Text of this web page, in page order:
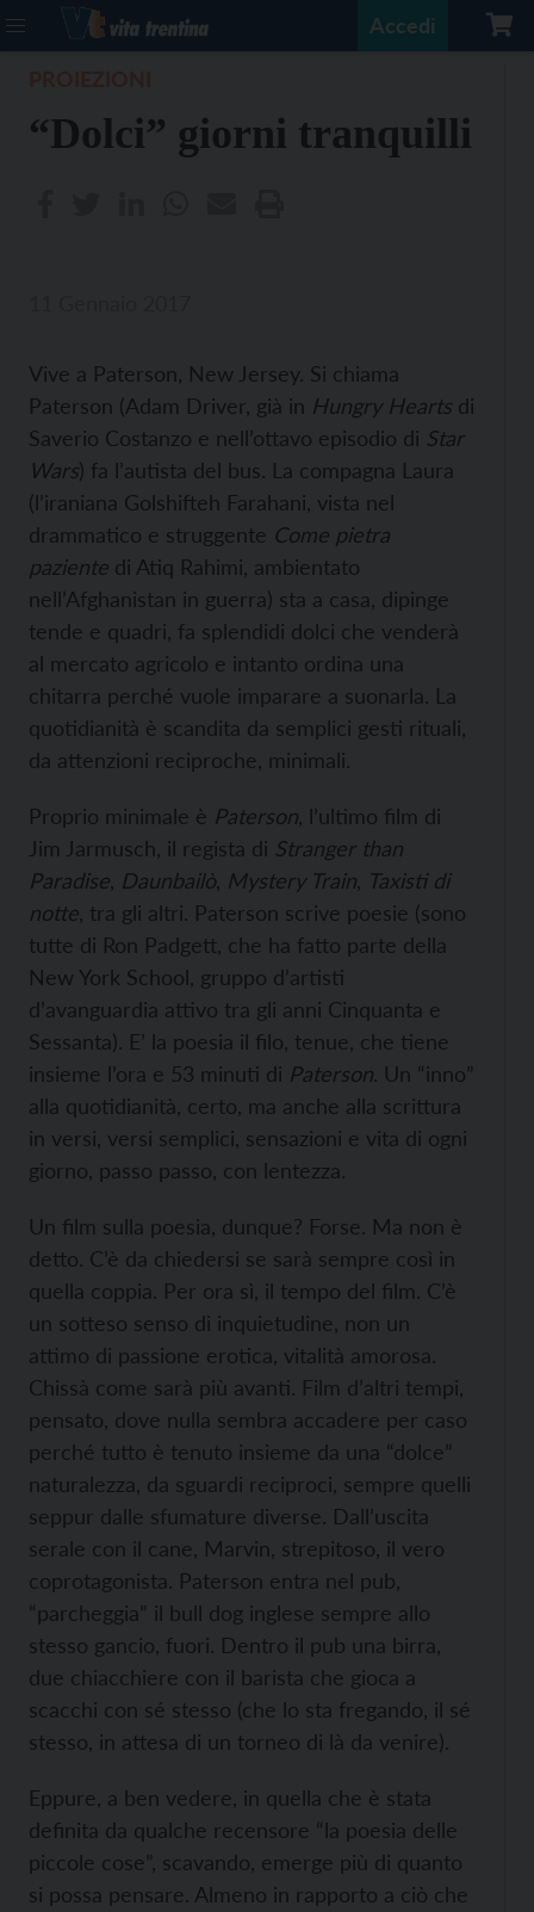
Accedi
“Dolci” giorni tranquilli
Vive a Paterson, New Jersey. Si chiama
Paterson (Adam Driver, già in Hungry Hearts di
Saverio Costanzo e nell’ottavo episodio di Star
Wars) fa l’autista del bus. La compagna Laura
(l’iraniana Golshifteh Farahani, vista nel
drammatico e struggente Come pietra
paziente di Atiq Rahimi, ambientato
nell’Afghanistan in guerra) sta a casa, dipinge
tende e quadri, fa splendidi dolci che venderà
al mercato agricolo e intanto ordina una
chitarra perché vuole imparare a suonarla. La
quotidianità è scandita da semplici gesti rituali,
da attenzioni reciproche, minimali.
Proprio minimale è Paterson , l’ultimo film di
Jim Jarmusch, il regista di Stranger than
Paradise Daunbailò Mystery Train Taxisti di
notte , tra gli altri. Paterson scrive poesie (sono
tutte di Ron Padgett, che ha fatto parte della
New York School, gruppo d’artisti
d’avanguardia attivo tra gli anni Cinquanta e
Sessanta). E’ la poesia il filo, tenue, che tiene
insieme l’ora e 53 minuti di Paterson. Un “inno”
alla quotidianità, certo, ma anche alla scrittura
in versi, versi semplici, sensazioni e vita di ogni
giorno, passo passo, con lentezza.
Un film sulla poesia, dunque? Forse. Ma non è
detto. C’è da chiedersi se sarà sempre così in
quella coppia. Per ora sì, il tempo del film. C’è
un sotteso senso di inquietudine, non un
attimo di passione erotica, vitalità amorosa.
Chissà come sarà più avanti. Film d’altri tempi,
pensato, dove nulla sembra accadere per caso
perché tutto è tenuto insieme da una “dolce”
naturalezza, da sguardi reciproci, sempre quelli
seppur dalle sfumature diverse. Dall’uscita
serale con il cane, Marvin, strepitoso, il vero
coprotagonista. Paterson entra nel pub,
“parcheggia” il bull dog inglese sempre allo
stesso gancio, fuori. Dentro il pub una birra,
due chiacchiere con il barista che gioca a
scacchi con sé stesso (che lo sta fregando, il sé
stesso, in attesa di un torneo di là da venire).
Eppure, a ben vedere, in quella che è stata
definita da qualche recensore “la poesia delle
piccole cose”, scavando, emerge più di quanto
si possa pensare. Almeno in rapporto a ciò che